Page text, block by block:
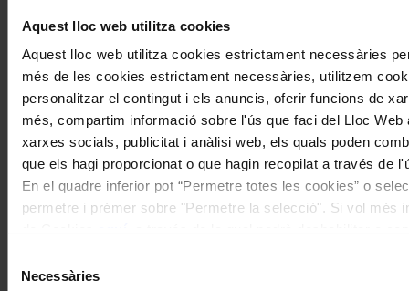
Aquest lloc web utilitza cookies
Aquest lloc web utilitza cookies estrictament necessàries
més de les cookies estrictament necessàries, utilitzem
personalitzar el contingut i els anuncis, oferir funcions de
més, compartim informació sobre l'ús que faci del Lloc Web
xarxes socials, publicitat i anàlisi web, els quals poden
que els hagi proporcionat o que hagin recopilat a través de
En el quadre inferior pot “Permetre totes les cookies” o
permetre i prémer sobre "Permetre la selecció". Si vol més
Necessàries
20% als concerts del Palau de la Música Catalana